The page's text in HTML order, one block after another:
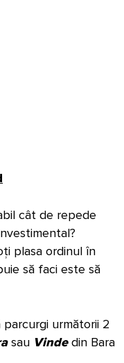
cât de repede
plasa ordinul în
să faci este să
următorii 2
sau Vindedin Bara